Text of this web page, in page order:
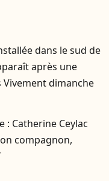
dans le sud de
après une
dimanche
: Catherine Ceylac
compagnon,